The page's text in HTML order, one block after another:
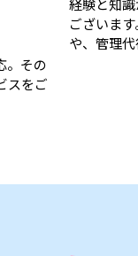
。その
スをご
経験と知
ございま
や、管理代